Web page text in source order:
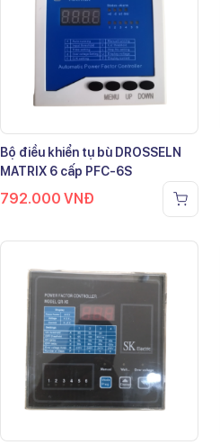
Bộ điều khiển tụ bù DROSSELN
MATRIX 6 cấp PFC-6S
792.000 VNĐ